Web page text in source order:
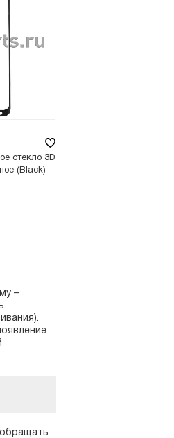
стекло 3D
(Black)
–